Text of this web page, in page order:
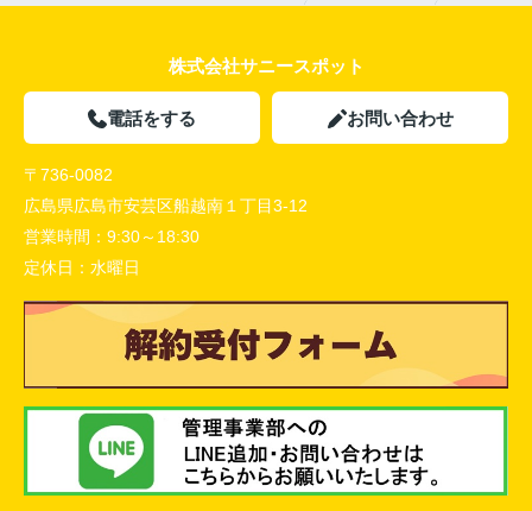
株式会社サニースポット
電話をする お問い合わせ
〒736-0082
広島県広島市安芸区船越南１丁目3-12
営業時間： 9:30～18:30
定休日： 水曜日